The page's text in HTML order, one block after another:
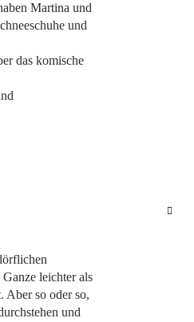
Martina und
und
das komische
leichter als
Aber so oder so,
und